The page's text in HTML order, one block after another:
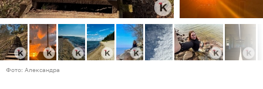
Фото: Александра